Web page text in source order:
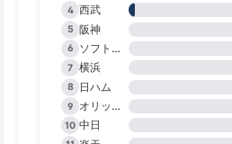
4 西武
5 阪神
6
ソフトバンク
7 横浜
8
日ハム
9
オリックス
10 中日